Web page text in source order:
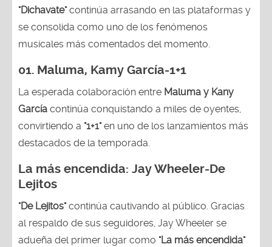
"Dichavate"continúa arrasando en las plataformas y
se consolida como uno de los fenómenos
musicales más comentados del momento.
01. Maluma, Kamy García-1+1
La esperada colaboración entre Maluma y Kany
García continúa conquistando a miles de oyentes,
convirtiendo a "1+1"en uno de los lanzamientos más
destacados de la temporada.
La más encendida: Jay Wheeler-De
Lejitos
"De Lejitos"continúa cautivando al público. Gracias
al respaldo de sus seguidores, Jay Wheeler se
adueña del primer lugar como "La más encendida"